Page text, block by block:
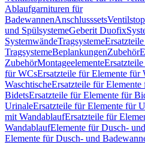
Ablaufgarnituren für
BadewannenAnschlusssets
und SpülsystemeGeberit Duofix
SystemwändeTragsysteme
TragsystemeBeplankungenZubehör
ZubehörMontageelemente
für WCsErsatzteile für Elemente für
WaschtischeErsatzteile für Elemente
BidetsErsatzteile für Elemente für
UrinaleErsatzteile für Elemente für
mit WandablaufErsatzteile für
WandablaufElemente für Dusch-
Elemente für Dusch- und